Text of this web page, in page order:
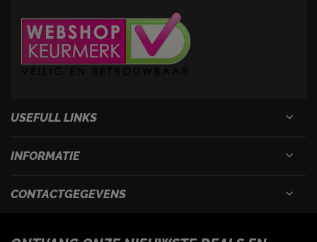
USEFULL LINKS
INFORMATIE
CONTACTGEGEVENS